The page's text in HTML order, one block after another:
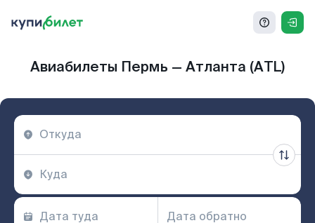
Авиабилеты Пермь — Атланта (ATL)